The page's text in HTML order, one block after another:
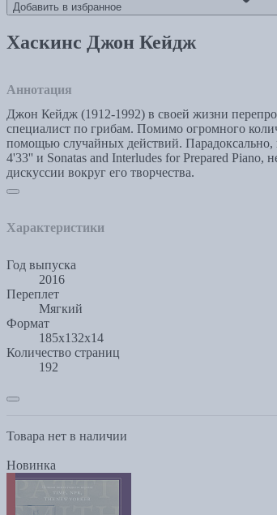
Добавить в избранное
Хаскинс Джон Кейдж
Аннотация
Джон Кейдж (1912-1992) в своей жизни
специалист по грибам. Помимо огромного
помощью случайных действий. Парадоксально,
4'33'' и Sonatas and Interludes for Prepared Piano,
дискуссии вокруг его творчества.
Характеристики
Год выпуска
2016
Переплет
Мягкий
Формат
185x132x14
Количество страниц
192
Товара нет в наличии
Новинка